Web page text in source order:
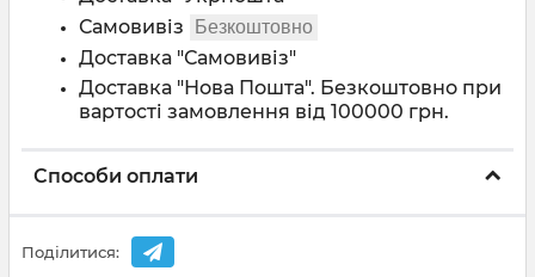
Самовивіз
Безкоштовно
Доставка "Самовивіз"
Доставка "Нова Пошта". Безкоштовно при
вартості замовлення від 100000 грн.
Способи оплати
Поділитися: